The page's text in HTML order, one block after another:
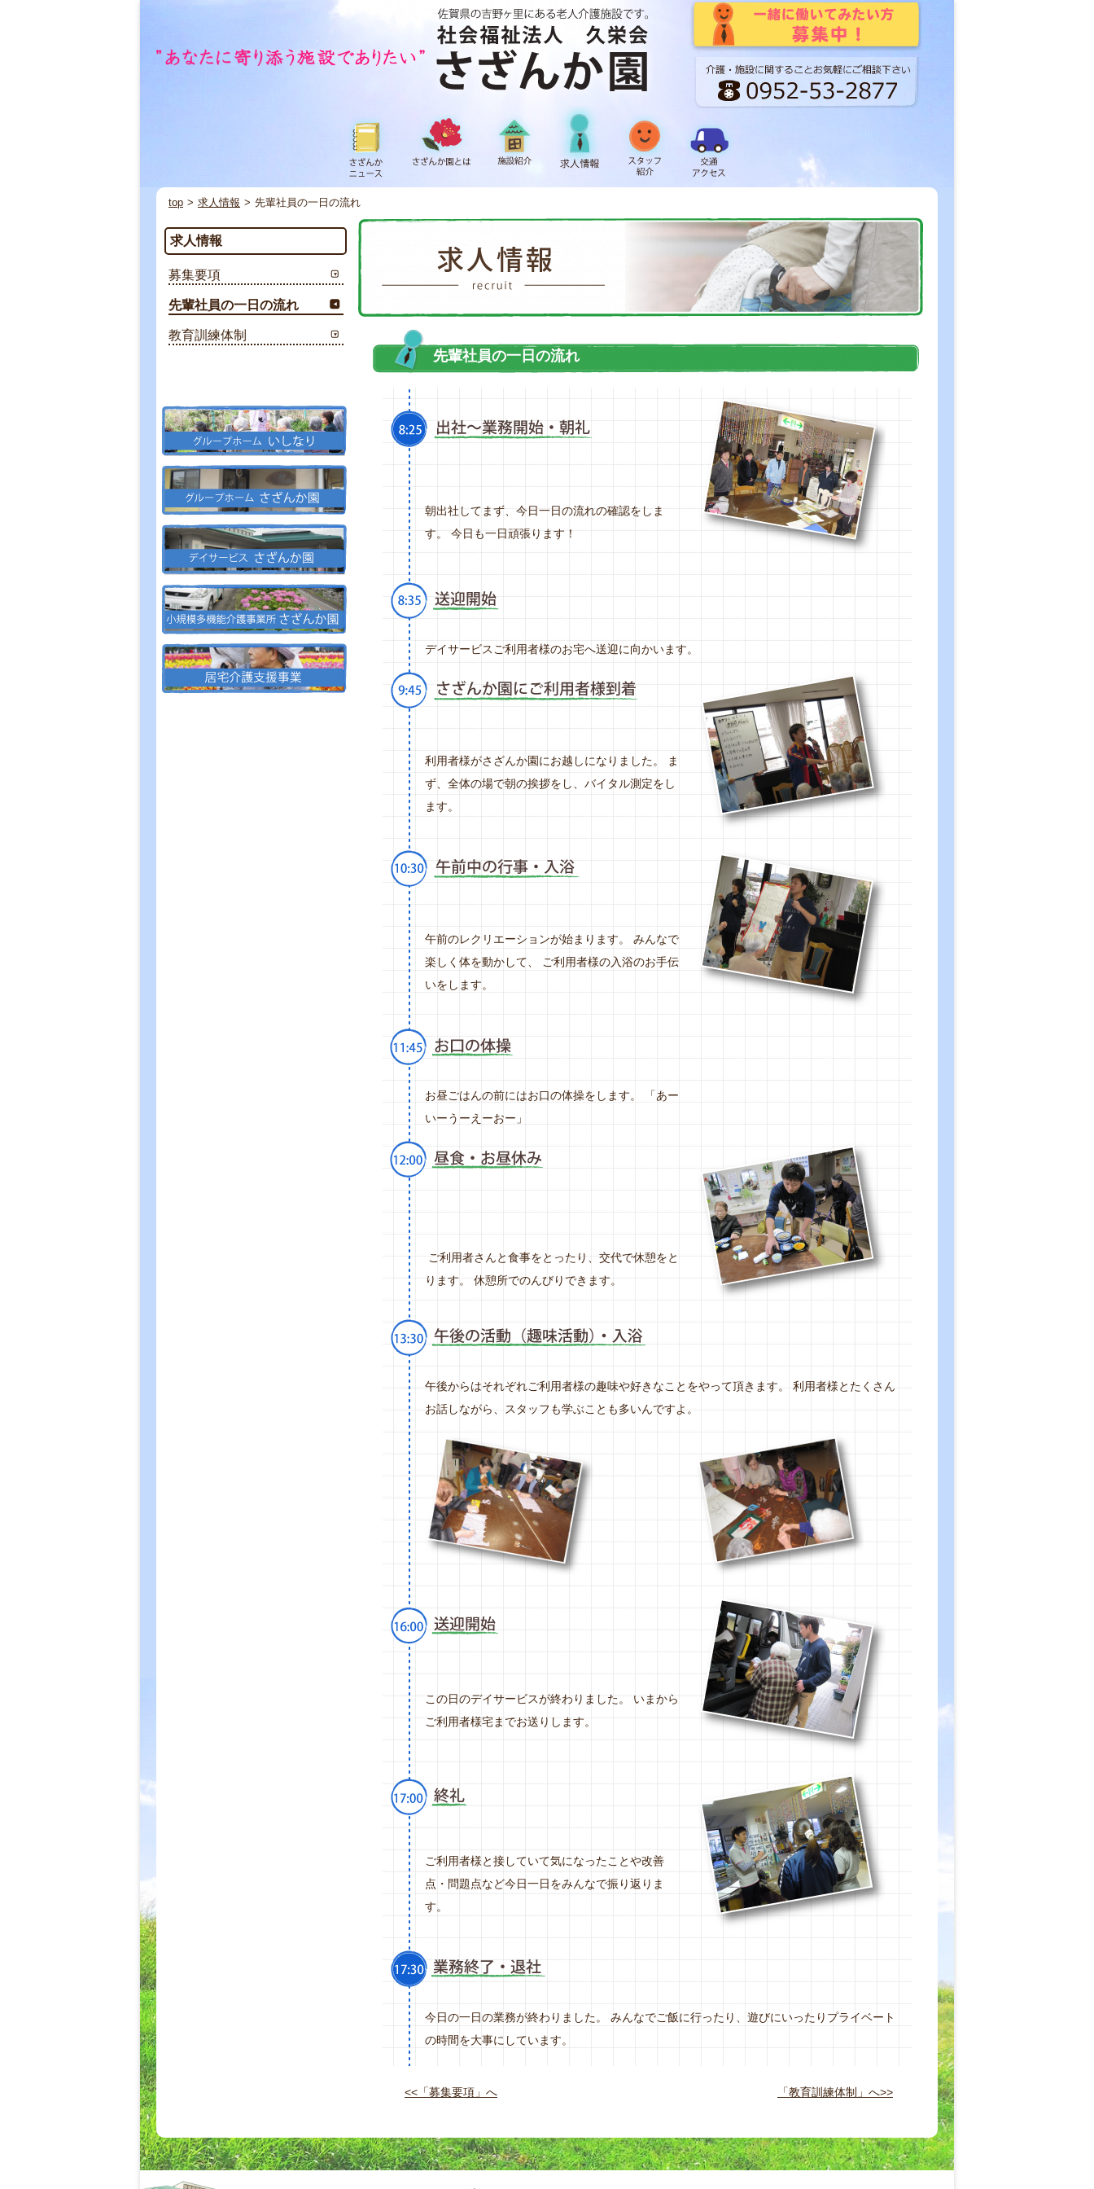
top > 求人情報 > 先輩社員の一日の流れ
先輩社員の一日の流れ
朝出社してまず、今日一日の流れの確認をしま
す。 今日も一日頑張ります！
デイサービスご利用者様のお宅へ送迎に向かいます。
利用者様がさざんか園にお越しになりました。 ま
ず、全体の場で朝の挨拶をし、バイタル測定をし
ます。
午前のレクリエーションが始まります。 みんなで
楽しく体を動かして、 ご利用者様の入浴のお手伝
いをします。
お昼ごはんの前にはお口の体操をします。 「あー
いーうーえーおー」
ご利用者さんと食事をとったり、交代で休憩をと
ります。 休憩所でのんびりできます。
午後からはそれぞれご利用者様の趣味や好きなことをやって頂きます。 利用者様とたくさん
お話しながら、スタッフも学ぶことも多いんですよ。
この日のデイサービスが終わりました。 いまから
ご利用者様宅までお送りします。
ご利用者様と接していて気になったことや改善
点・問題点など今日一日をみんなで振り返りま
す。
今日の一日の業務が終わりました。 みんなでご飯に行ったり、遊びにいったりプライベート
の時間を大事にしています。
<<「募集要項」へ 「教育訓練体制」へ>>
求人情報
募集要項
先輩社員の一日の流れ
教育訓練体制